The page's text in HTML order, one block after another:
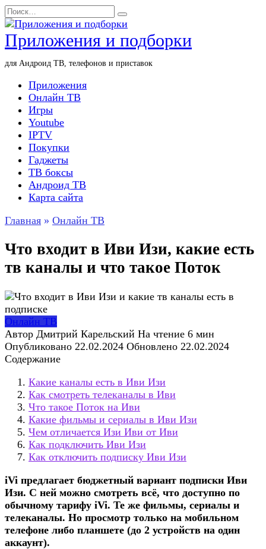
Перейти
к
содержанию
Search
for:
Приложения и подборки
для Андроид ТВ, телефонов и приставок
Приложения
Онлайн ТВ
Игры
Youtube
IPTV
Покупки
Гаджеты
ТВ боксы
Андроид ТВ
Карта сайта
Главная » Онлайн ТВ
Что входит в Иви Изи, какие есть
тв каналы и что такое Поток
Онлайн ТВ
Автор Дмитрий Карельский На чтение 6 мин
Опубликовано 22.02.2024 Обновлено 22.02.2024
Содержание
Какие каналы есть в Иви Изи
Как смотреть телеканалы в Иви
Что такое Поток на Иви
Какие фильмы и сериалы в Иви Изи
Чем отличается Изи Иви от Иви
Как подключить Иви Изи
Как отключить подписку Иви Изи
iVi предлагает бюджетный вариант подписки Иви
Изи. С ней можно смотреть всё, что доступно по
обычному тарифу iVi. Те же фильмы, сериалы и
телеканалы. Но просмотр только на мобильном
телефоне либо планшете (до 2 устройств на один
аккаунт).